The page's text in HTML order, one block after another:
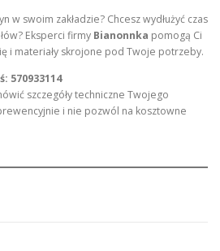
w swoim zakładzie? Chcesz wydłużyć czas
Eksperci firmy Bianonnka pomogą Ci
i materiały skrojone pod Twoje potrzeby.
570933114
szczegóły techniczne Twojego
i nie pozwól na kosztowne